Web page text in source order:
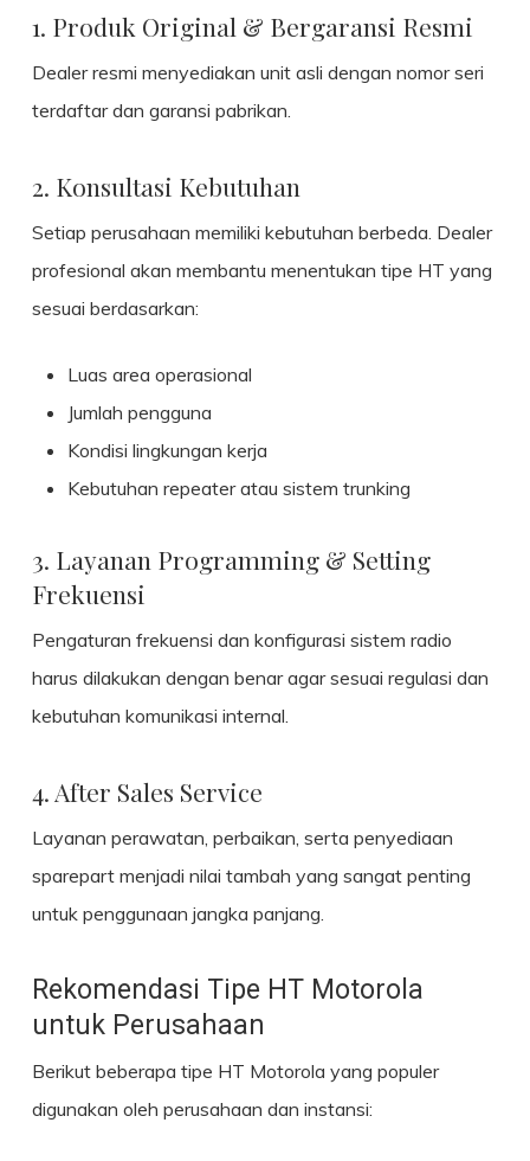
1. Produk Original & Bergaransi Resmi
Dealer resmi menyediakan unit asli dengan nomor seri
terdaftar dan garansi pabrikan.
2. Konsultasi Kebutuhan
Setiap perusahaan memiliki kebutuhan berbeda. Dealer
profesional akan membantu menentukan tipe HT yang
sesuai berdasarkan:
Luas area operasional
Jumlah pengguna
Kondisi lingkungan kerja
Kebutuhan repeater atau sistem trunking
3. Layanan Programming & Setting
Frekuensi
Pengaturan frekuensi dan konfigurasi sistem radio
harus dilakukan dengan benar agar sesuai regulasi dan
kebutuhan komunikasi internal.
4. After Sales Service
Layanan perawatan, perbaikan, serta penyediaan
sparepart menjadi nilai tambah yang sangat penting
untuk penggunaan jangka panjang.
Rekomendasi Tipe HT Motorola
untuk Perusahaan
Berikut beberapa tipe HT Motorola yang populer
digunakan oleh perusahaan dan instansi: